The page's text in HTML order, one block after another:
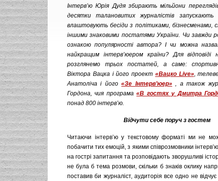
Інтерв’ю Юрія Дудя збирають мільйони
десятки талановитих журналістів запускають
влаштовують бесіди з політиками, бізнесменами,
іншими знаковими постатями України. Чи завжди
ознакою популярності автора? І чи можна
найкращим інтерв’юером країни? Для відповіді
розглянемо трьох постатей, а саме:
Віктора Вацка і його проект «Вацко Live»,
Анатоліча і його«Зе Інтерв’юер», а також
Гордона, чия програма«В гостях у Дмитра
понад 800 інтерв’ю.
Відчути себе поруч з гостем
Читаючи інтерв’ю у текстовому форматі ми не
побачити тих емоцій, з якими співрозмовники
на гострі запитання та розповідають зворушливі
не була б тема розмови, скільки б знаків оклику
поставив би журналіст, аудиторія все одно не